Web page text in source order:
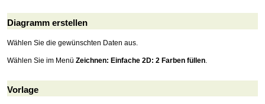
Diagramm erstellen
Wählen Sie die gewünschten Daten aus.
Wählen Sie im Menü Zeichnen: Einfache 2D: 2 Farben füllen
Vorlage